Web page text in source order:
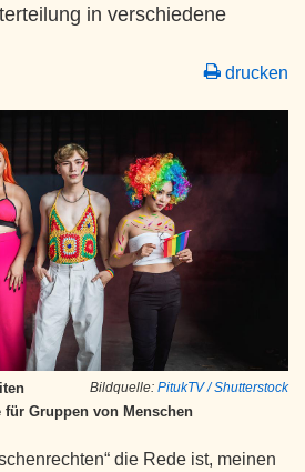
in verschiedene
drucken
Bildquelle: PitukTV / Shutterstock
Gruppen von Menschen
die Rede ist, meinen